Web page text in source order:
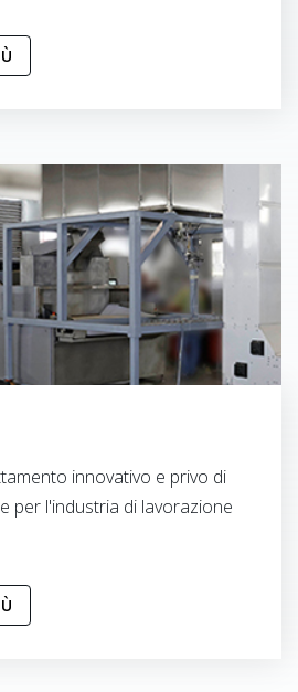
innovativo e privo di
per l'industria di lavorazione